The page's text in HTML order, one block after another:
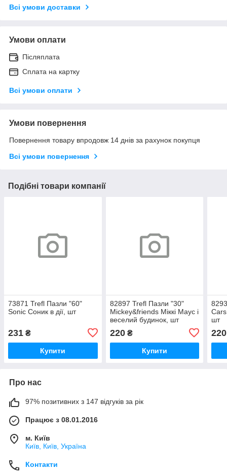
Всі умови доставки
Умови оплати
Післяплата
Сплата на картку
Всі умови оплати
Умови повернення
Повернення товару впродовж 14 днів за рахунок покупця
Всі умови повернення
Подібні товари компанії
73871 Trefl Пазли "60"
Sonic Соник в дії, шт
231 ₴
Купити
82897 Trefl Пазли "30"
Mickey&friends Міккі Маус і
веселий будинок, шт
220₴
Купити
шт
220
Про нас
97% позитивних з 147 відгуків за рік
Працює з 08.01.2016
м. Київ
Київ, Київ, Україна
Контакти